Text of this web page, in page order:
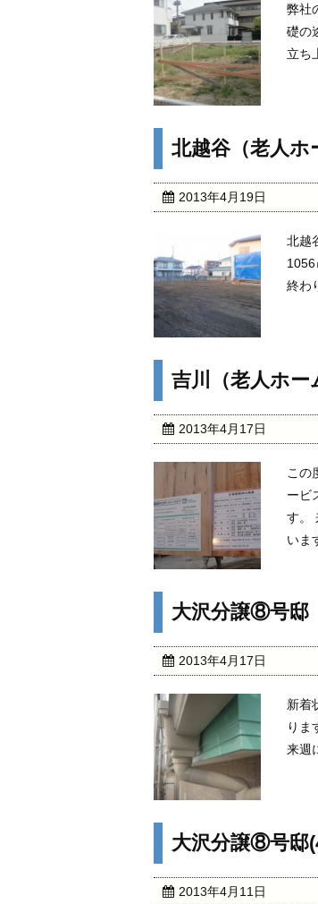
弊社
礎の
立ち
北越谷（老人ホ
2013年4月19日
北越
終わ
吉川（老人ホー
2013年4月17日
この
ービ
す。
いま
大沢分譲⑧号邸
2013年4月17日
新着
りま
来週
大沢分譲⑧号邸
2013年4月11日